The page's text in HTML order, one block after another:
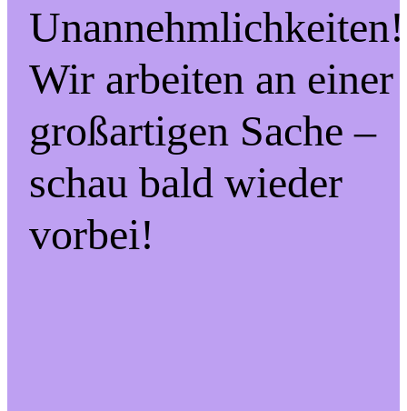
Unannehmlichkeiten!
Wir arbeiten an einer
großartigen Sache –
schau bald wieder
vorbei!